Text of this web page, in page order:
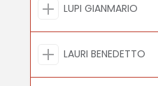
LUPI GIANMARIO
LAURI BENEDETTO